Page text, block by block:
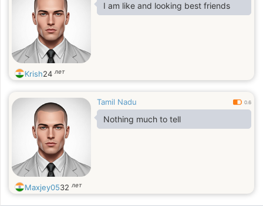
I am like and looking best friends
Krish24 лет
Tamil Nadu 0.6
Nothing much to tell
Maxjey0532 лет